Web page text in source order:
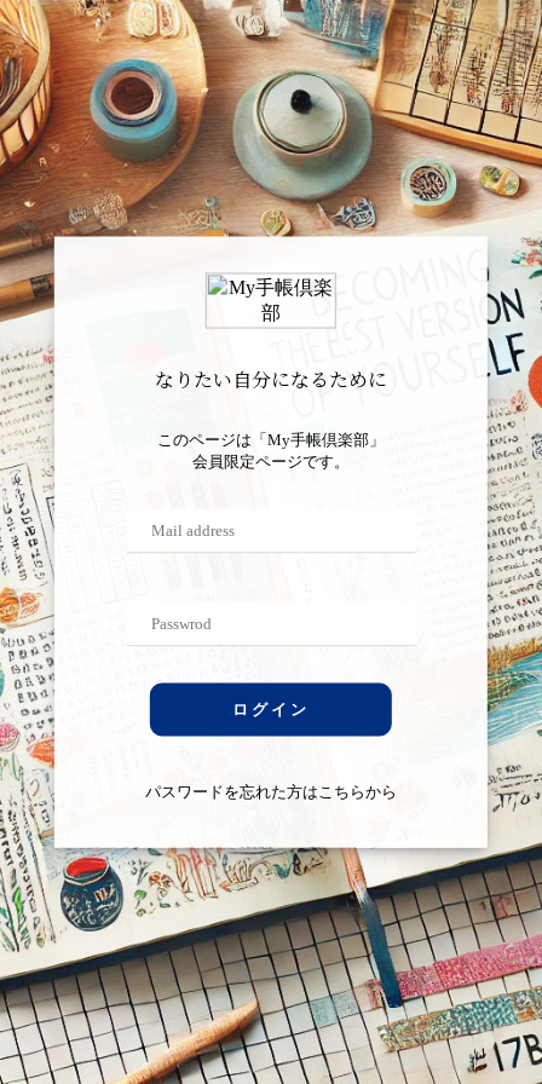
なりたい自分になるために
このページは「My手帳倶楽部」
会員限定ページです。
ログイン
パスワードを忘れた方はこちらから